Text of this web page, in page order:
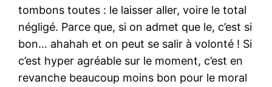
tombons toutes : le laisser aller, voire le total
négligé. Parce que, si on admet que le, c’est si
bon… ahahah et on peut se salir à volonté ! Si
c’est hyper agréable sur le moment, c’est en
revanche beaucoup moins bon pour le moral